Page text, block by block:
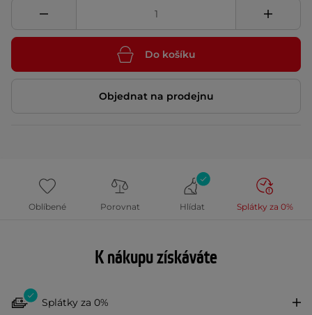
Do košíku
Objednat na prodejnu
Oblíbené Porovnat Hlídat Splátky za 0%
K nákupu získáváte
Splátky za 0%